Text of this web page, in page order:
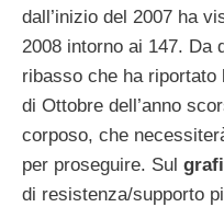
dall’inizio del 2007 ha
2008 intorno ai 147. Da
ribasso che ha
di Ottobre dell’anno
corposo, che
per proseguire. Sul
di resistenza/supporto